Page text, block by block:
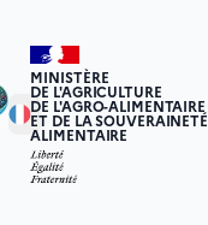
MINISTÈRE
DE L'AGRICULTURE
DE L'AGRO-ALIMENTAIRE
ET DE LA SOUVERAINETÉ
ALIMENTAIRE